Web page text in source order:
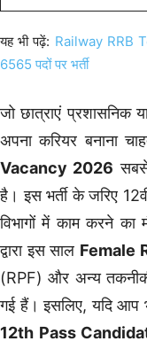
यह भी पढ़ें: Railway RRB
6565 पदों पर भर्ती
जो छात्राएं
अपना करियर बनाना
Vacancy 2026
है। इस भर्ती के जरिए
विभागों में काम करने का
द्वारा इस साल Female
(RPF) और अन्य
गई हैं। इसलिए, यदि आप
12th Pass